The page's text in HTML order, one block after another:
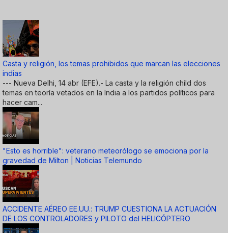
Casta y religión, los temas prohibidos que marcan las elecciones
indias
--- Nueva Delhi, 14 abr (EFE).- La casta y la religión child dos
temas en teoría vetados en la India a los partidos políticos para
hacer cam...
"Esto es horrible": veterano meteorólogo se emociona por la
gravedad de Milton | Noticias Telemundo
ACCIDENTE AÉREO EE.UU.: TRUMP CUESTIONA LA ACTUACIÓN
DE LOS CONTROLADORES y PILOTO del HELICÓPTERO